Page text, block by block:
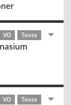
VO Texte
VO Texte